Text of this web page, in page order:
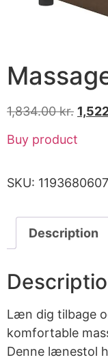
1,834.00kr.
Buy product
SKU:
Description
Læn dig tilbage
komfortable
Denne lænestol